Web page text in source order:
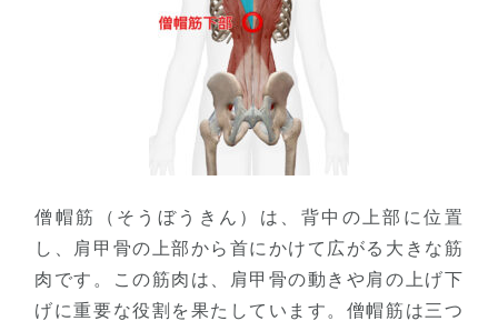
僧帽筋（そうぼうきん）は、背中の上部に位置
し、肩甲骨の上部から首にかけて広がる大きな筋
肉です。この筋肉は、肩甲骨の動きや肩の上げ下
げに重要な役割を果たしています。僧帽筋は三つ